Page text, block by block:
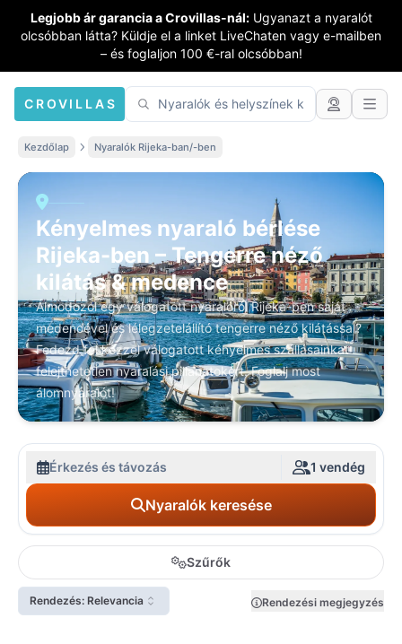
Legjobb ár garancia a Crovillas-nál: Ugyanazt a nyaralót
olcsóbban látta? Küldje el a linket LiveChaten vagy e-mailben
– és foglaljon 100 €-ral olcsóbban!
CROVILLAS
Kezdőlap Nyaralók Rijeka-ban/-ben
Kényelmes nyaraló bérlése
Rijeka-ben – Tengerre néző
kilátás & medence
Álmodozol egy válogatott nyaralóról Rijeka-ben saját
medencével és lélegzetelállító tengerre néző kilátással?
Fedezd fel kézzel válogatott kényelmes szállásainkat
felejthetetlen nyaralási pillanatokért. Foglalj most
álomnyaralót!
Érkezés és távozás 1 vendég
Nyaralók keresése
Szűrők
Rendezés: Relevancia Rendezési megjegyzés